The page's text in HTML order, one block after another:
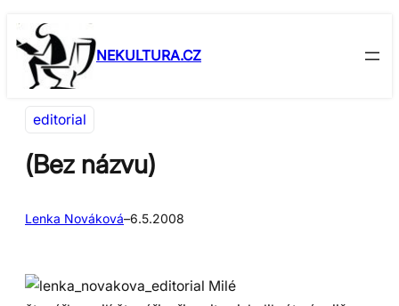
Přeskočit
na
obsah
Skip
to
content
NEKULTURA.CZ
editorial
(Bez názvu)
Lenka Nováková–6.5.2008
Milé